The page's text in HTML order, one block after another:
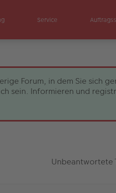
Service
Forum, in dem Sie sich
sein. Informieren und
Unbeantwortete